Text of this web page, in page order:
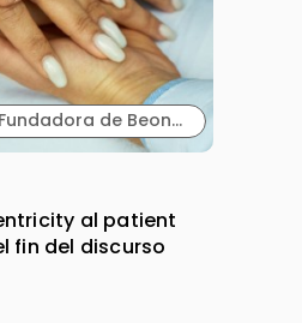
Eli Garcia, Fundadora de Beon4Health; y Elisenda de la Torre, Fundadora de Asociación de paciente 360 y Patient Advocate.
al patient
fin del discurso